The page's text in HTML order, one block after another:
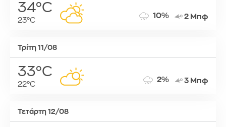
34°C
23°C
10% 2 Μπφ
Τρίτη 11/08
33°C
22°C
2% 3 Μπφ
Τετάρτη 12/08